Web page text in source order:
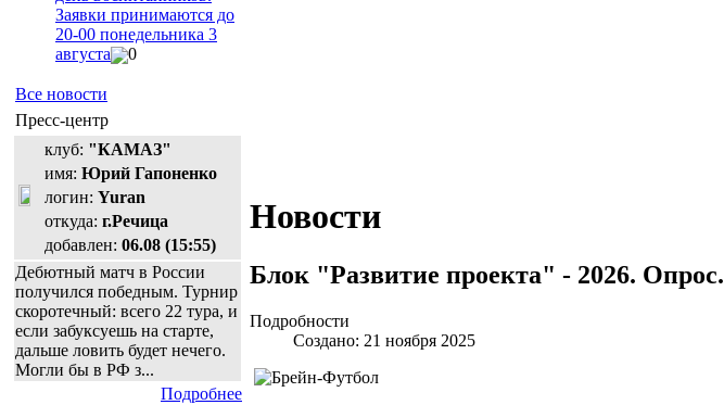
Заявки принимаются до
20-00 понедельника 3
августа
0
Все новости
Пресс-центр
клуб: "КАМАЗ"
имя: Юрий Гапоненко
логин: Yuran
откуда: г.Речица
добавлен: 06.08 (15:55)
Дебютный матч в России
получился победным. Турнир
скоротечный: всего 22 тура, и
если забуксуешь на старте,
дальше ловить будет нечего.
Могли бы в РФ з...
Подробнее
Новости
Блок "Развитие проекта" - 2026. Опрос.
Подробности
Создано: 21 ноября 2025